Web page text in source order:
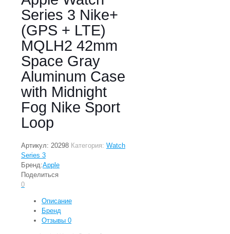
Series 3 Nike+
(GPS + LTE)
MQLH2 42mm
Space Gray
Aluminum Case
with Midnight
Fog Nike Sport
Loop
Артикул: 20298 Категория: Watch
Series 3
Бренд:Apple
Поделиться
0
Описание
Бренд
Отзывы 0